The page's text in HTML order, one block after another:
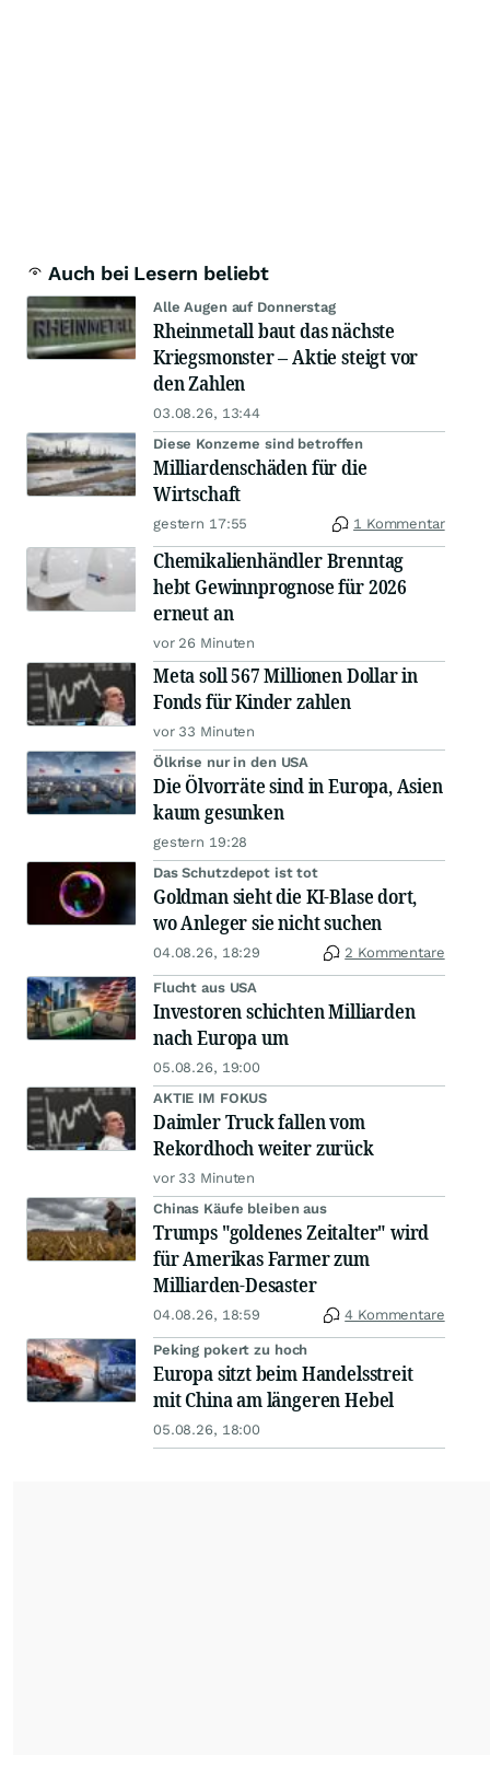
Auch bei Lesern beliebt
Alle Augen auf Donnerstag
Rheinmetall baut das nächste
Kriegsmonster – Aktie steigt vor
den Zahlen
03.08.26, 13:44
Diese Konzerne sind betroffen
Milliardenschäden für die
Wirtschaft
gestern 17:55 1 Kommentar
Chemikalienhändler Brenntag
hebt Gewinnprognose für 2026
erneut an
vor 26 Minuten
Meta soll 567 Millionen Dollar in
Fonds für Kinder zahlen
vor 33 Minuten
Ölkrise nur in den USA
Die Ölvorräte sind in Europa, Asien
kaum gesunken
gestern 19:28
Das Schutzdepot ist tot
Goldman sieht die KI-Blase dort,
wo Anleger sie nicht suchen
04.08.26, 18:29 2 Kommentare
Flucht aus USA
Investoren schichten Milliarden
nach Europa um
05.08.26, 19:00
AKTIE IM FOKUS
Daimler Truck fallen vom
Rekordhoch weiter zurück
vor 33 Minuten
Chinas Käufe bleiben aus
Trumps "goldenes Zeitalter" wird
für Amerikas Farmer zum
Milliarden-Desaster
04.08.26, 18:59 4 Kommentare
Peking pokert zu hoch
Europa sitzt beim Handelsstreit
mit China am längeren Hebel
05.08.26, 18:00